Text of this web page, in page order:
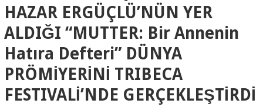
HAZAR ERGÜÇLÜ’NÜN YER
ALDIĞI “MUTTER: Bir Annenin
Hatıra Defteri” DÜNYA
PRÖMİYERİNİ TRIBECA
FESTIVALİ’NDE GERÇEKLEŞTİRDİ